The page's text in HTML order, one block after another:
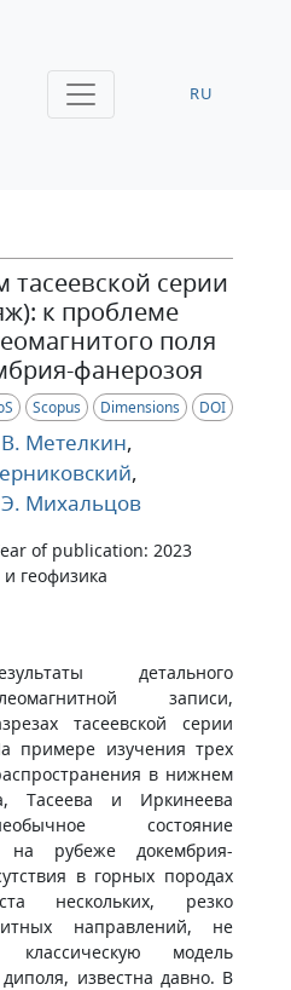
RU
тасеевской серии
к проблеме
поля
фанерозоя
Scopus Dimensions DOI
Метелкин,
,
Михальцов
of publication: 2023
геофизика
детального
записи,
тасеевской серии
примере изучения трех
в нижнем
Тасеева и Иркинеева
состояние
на рубеже докембрия-
в горных породах
нескольких, резко
направлений, не
модель
диполя, известна давно. В